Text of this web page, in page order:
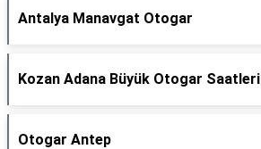
Antalya Manavgat Otogar
Kozan Adana Büyük Otogar Saatleri
Otogar Antep